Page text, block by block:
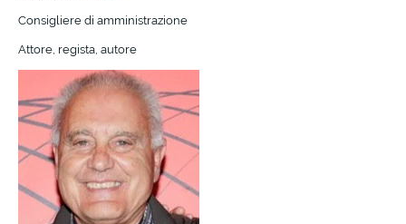
Consigliere di amministrazione
Attore, regista, autore